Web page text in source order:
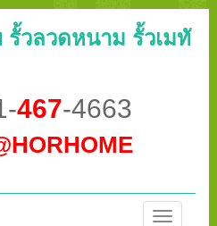
รั้วลวดหนาม รั้วเมทั
467-4663
Toggle